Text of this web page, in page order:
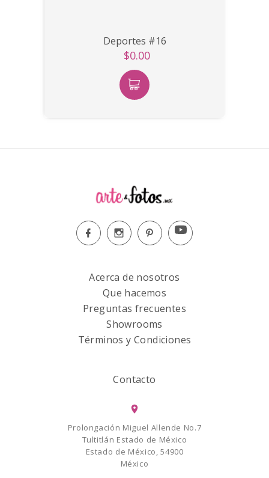
Deportes #16
$0.00
Acerca de nosotros
Que hacemos
Preguntas frecuentes
Showrooms
Términos y Condiciones
Contacto
Prolongación Miguel Allende No.7
Tultitlán Estado de México
Estado de México, 54900
México